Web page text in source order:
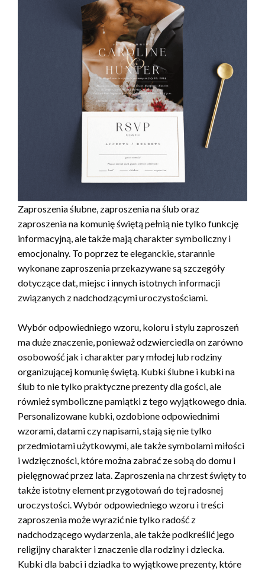
Zaproszenia ślubne, zaproszenia na ślub oraz
zaproszenia na komunię świętą pełnią nie tylko funkcję
informacyjną, ale także mają charakter symboliczny i
emocjonalny. To poprzez te eleganckie, starannie
wykonane zaproszenia przekazywane są szczegóły
dotyczące dat, miejsc i innych istotnych informacji
związanych z nadchodzącymi uroczystościami.
Wybór odpowiedniego wzoru, koloru i stylu zaproszeń
ma duże znaczenie, ponieważ odzwierciedla on zarówno
osobowość jak i charakter pary młodej lub rodziny
organizującej komunię świętą. Kubki ślubne i kubki na
ślub to nie tylko praktyczne prezenty dla gości, ale
również symboliczne pamiątki z tego wyjątkowego dnia.
Personalizowane kubki, ozdobione odpowiednimi
wzorami, datami czy napisami, stają się nie tylko
przedmiotami użytkowymi, ale także symbolami miłości
i wdzięczności, które można zabrać ze sobą do domu i
pielęgnować przez lata. Zaproszenia na chrzest święty to
także istotny element przygotowań do tej radosnej
uroczystości. Wybór odpowiedniego wzoru i treści
zaproszenia może wyrazić nie tylko radość z
nadchodzącego wydarzenia, ale także podkreślić jego
religijny charakter i znaczenie dla rodziny i dziecka.
Kubki dla babci i dziadka to wyjątkowe prezenty, które